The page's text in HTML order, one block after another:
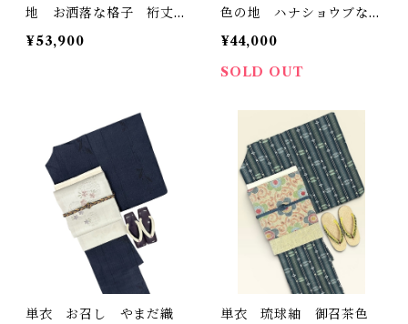
地 お洒落な格子 裄丈 6
3.5㎝ K7104
¥53,900
色の地 ハナショウブなど
の草花 裄丈 64㎝ K69
04
¥44,000
SOLD OUT
単衣 お召し やまだ織
単衣 琉球紬 御召茶色